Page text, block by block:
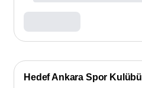
Hedef Ankara Spor Kulübü